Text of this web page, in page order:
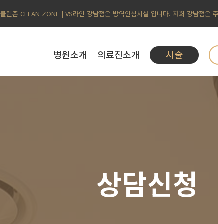
클린존 CLEAN ZONE | VS라인 강남점은 방역안심시설 입니다. 저희 강남점은
병원소개 의료진소개 시술
상담신청